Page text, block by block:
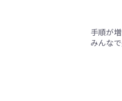
手順が
みんな